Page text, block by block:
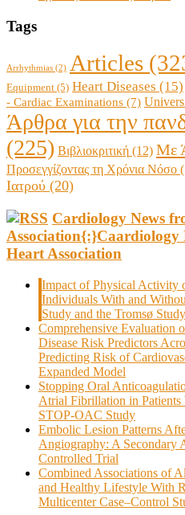
Tags
Arrhythmias (2) Articles
Equipment (5) Heart Diseases (15)
- Cardiac Examinations (7)
Άρθρα για την
(225) Βιβλιοκριτική (12) Με
Προσεγγίζοντας τη Χρόνια Νόσο
Ιατρού (20)
Cardiology News
Association{:}Caardiology
Heart Association
Impact of Physical Activity
Individuals With and
Study and the Tromsø Study
Comprehensive Evaluation
Disease Risk Predictors
Predicting Risk of
Expanded Model
Stopping Oral
Atrial Fibrillation in
STOP‐OAC Study
Embolic Lesion Patterns
Angiography: A Secondary
Controlled Trial
Combined Associations of
and Healthy Lifestyle With
Multicenter Case–Control